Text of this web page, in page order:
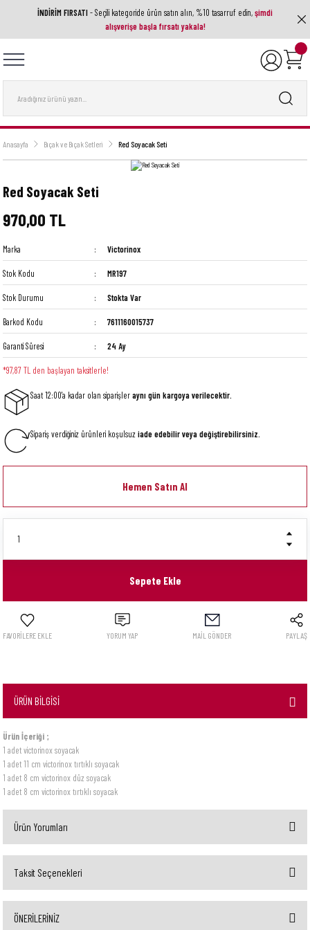
İNDİRİM FIRSATI- Seçili kategoride ürün satın alın, %10 tasarruf edin,şimdi
alışverişe başla fırsatı yakala!
Geri Dön
Aletleri
Geri Dön
Geri Dön
Ekipmanı
Geri Dön
Ve Aksesuarlar
Geri Dön
Anasayfa Bıçak ve Bıçak Setleri Red Soyacak Seti
Red Soyacak Seti
970,00 TL
Marka Victorinox
Stok Kodu MR197
Stok Durumu Stokta Var
Barkod Kodu 7611160015737
Garanti Süresi 24 Ay
*97,87 TL den başlayan taksitlerle!
Saat 12:00'a kadar olan siparişleraynı gün kargoya verilecektir.
Sipariş verdiğiniz ürünleri koşulsuziade edebilir veya değiştirebilirsiniz.
Hemen Satın Al
Sepete Ekle
YORUM YAP MAİL GÖNDER PAYLAŞ
ÜRÜN BİLGİSİ
Ürün İçeriği ;
1 adet victorinox soyacak
1 adet 11 cm victorinox tırtıklı soyacak
1 adet 8 cm victorinox düz soyacak
1 adet 8 cm victorinox tırtıklı soyacak
Ürün Yorumları
Taksit Seçenekleri
ÖNERİLERİNİZ